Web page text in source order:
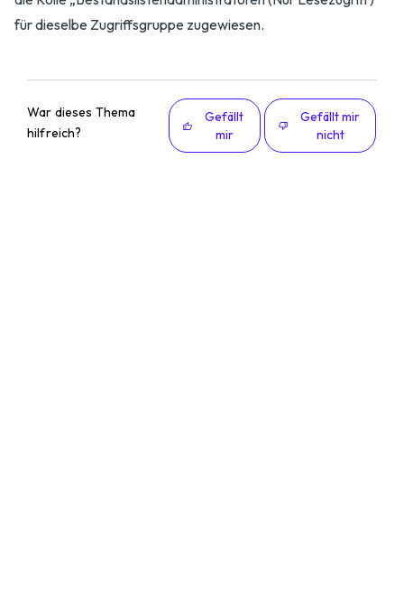
für dieselbe Zugriffsgruppe zugewiesen.
War dieses Thema
hilfreich?
Gefällt
mir
Gefällt mir
nicht